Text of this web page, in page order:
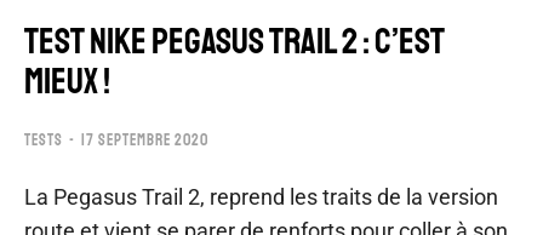
TEST NIKE PEGASUS TRAIL 2 : C’EST
MIEUX !
TESTS 17 SEPTEMBRE 2020
La Pegasus Trail 2, reprend les traits de la version